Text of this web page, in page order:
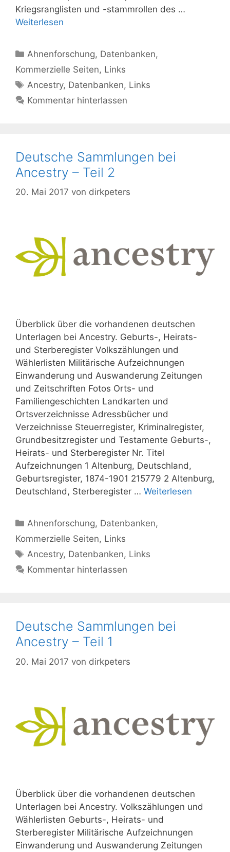
Kriegsranglisten und -stammrollen des …
Weiterlesen
Kategorien
Ahnenforschung, Datenbanken,
Kommerzielle Seiten, Links
Schlagwörter
Ancestry, Datenbanken, Links
Kommentar hinterlassen
Deutsche Sammlungen bei
Ancestry – Teil 2
20. Mai 2017 von dirkpeters
Überblick über die vorhandenen deutschen
Unterlagen bei Ancestry. Geburts-, Heirats-
und Sterberegister Volkszählungen und
Wählerlisten Militärische Aufzeichnungen
Einwanderung und Auswanderung Zeitungen
und Zeitschriften Fotos Orts- und
Familiengeschichten Landkarten und
Ortsverzeichnisse Adressbücher und
Verzeichnisse Steuerregister, Kriminalregister,
Grundbesitzregister und Testamente Geburts-,
Heirats- und Sterberegister Nr. Titel
Aufzeichnungen 1 Altenburg, Deutschland,
Geburtsregister, 1874-1901 215779 2 Altenburg,
Deutschland, Sterberegister … Weiterlesen
Kategorien
Ahnenforschung, Datenbanken,
Kommerzielle Seiten, Links
Schlagwörter
Ancestry, Datenbanken, Links
Kommentar hinterlassen
Deutsche Sammlungen bei
Ancestry – Teil 1
20. Mai 2017 von dirkpeters
Überblick über die vorhandenen deutschen
Unterlagen bei Ancestry. Volkszählungen und
Wählerlisten Geburts-, Heirats- und
Sterberegister Militärische Aufzeichnungen
Einwanderung und Auswanderung Zeitungen